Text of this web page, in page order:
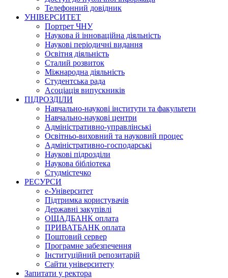
Телефонний довідник
УНІВЕРСИТЕТ
Портрет ЧНУ
Наукова й інноваційна діяльність
Наукові періодичні видання
Освітня діяльність
Сталий розвиток
Міжнародна діяльність
Студентська рада
Асоціація випускників
ПІДРОЗДІЛИ
Навчально-наукові інститути та факультети
Навчально-наукові центри
Адміністративно-управлінські
Освітньо-виховний та науковий процес
Адміністративно-господарські
Наукові підрозділи
Наукова бібліотека
Студмістечко
РЕСУРСИ
е-Університет
Підтримка користувачів
Державні закупівлі
ОЩАДБАНК оплата
ПРИВАТБАНК оплата
Поштовий сервер
Програмне забезпечення
Інституційний репозитарій
Сайти університету
Запитати у ректора